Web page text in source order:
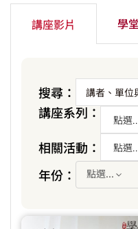
講座影片 學
搜尋：
講座系列：
相關活動：
年份：
點選...